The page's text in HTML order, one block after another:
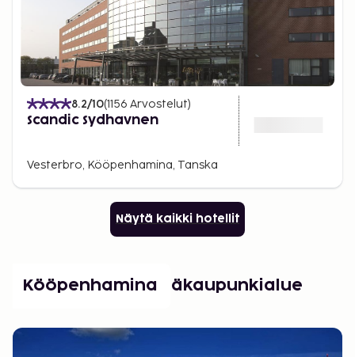
8.2/10(1156 Arvostelut)
Scandic Sydhavnen
Vesterbro, Kööpenhamina, Tanska
Näytä kaikki hotellit
Suositut paikat Pääkaupunkialue
Kööpenhamina